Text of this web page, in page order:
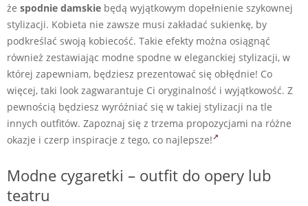
że spodnie damskie będą wyjątkowym dopełnienie szykownej
stylizacji. Kobieta nie zawsze musi zakładać sukienkę, by
podkreślać swoją kobiecość. Takie efekty można osiągnąć
również zestawiając modne spodne w eleganckiej stylizacji, w
której zapewniam, będziesz prezentować się obłędnie! Co
więcej, taki look zagwarantuje Ci oryginalność i wyjątkowość. Z
pewnością będziesz wyróżniać się w takiej stylizacji na tle
innych outfitów. Zapoznaj się z trzema propozycjami na różne
okazje i czerp inspiracje z tego, co najlepsze!
Modne cygaretki – outfit do opery lub
teatru